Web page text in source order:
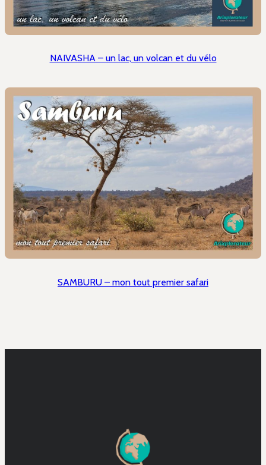
NAIVASHA – un lac, un volcan et du vélo
SAMBURU – mon tout premier safari